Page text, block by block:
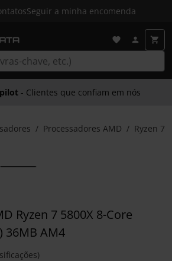
Seguir a minha encomenda
- Clientes que confiam em nós
Processadores AMD Ryzen 7
Ryzen 7 5800X 8-Core
36MB AM4